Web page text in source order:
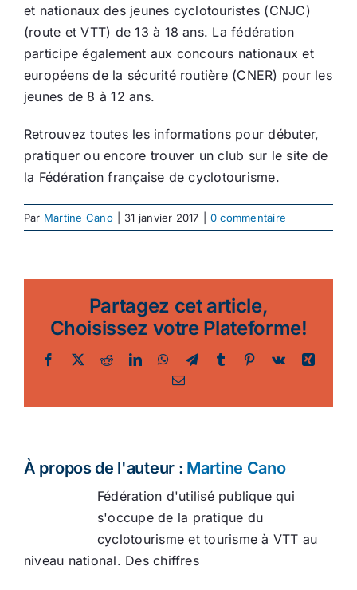
et nationaux des jeunes cyclotouristes (CNJC)
(route et VTT) de 13 à 18 ans. La fédération
participe également aux concours nationaux et
européens de la sécurité routière (CNER) pour les
jeunes de 8 à 12 ans.
Retrouvez toutes les informations pour débuter,
pratiquer ou encore trouver un club sur le site de
la Fédération française de cyclotourisme.
Par Martine Cano 31 janvier 2017 0 commentaire
Partagez cet article,
Choisissez votre Plateforme!
Facebook
TwitterRedditLinkedInWhatsApp
TelegramTumblr Pinterest
Vk
Xing
Email
À propos de l'auteur : Martine Cano
Fédération d'utilisé publique qui
s'occupe de la pratique du
cyclotourisme et tourisme à VTT au
niveau national. Des chiffres